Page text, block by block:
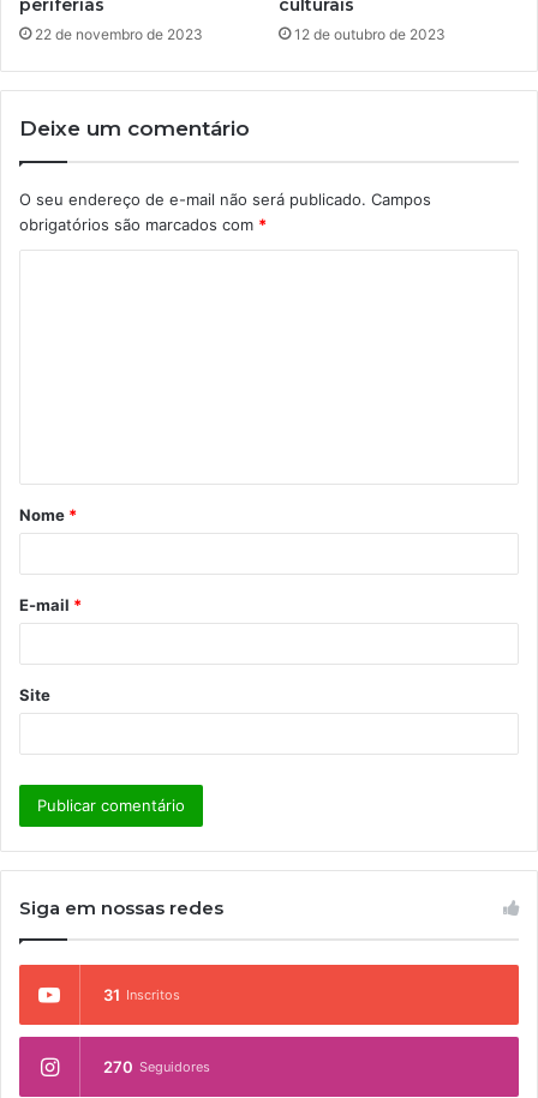
periferias
22 de novembro de 2023
culturais
12 de outubro de 2023
Deixe um comentário
O seu endereço de e-mail não será publicado. Campos
obrigatórios são marcados com *
á
r
*
Nome *
E-mail *
Site
Siga em nossas redes
31 Inscritos
270 Seguidores